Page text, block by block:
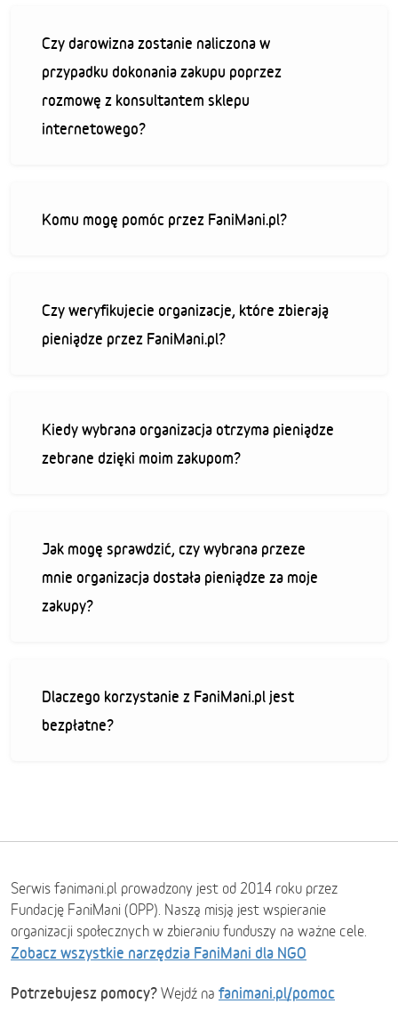
Czy darowizna zostanie naliczona w
przypadku dokonania zakupu poprzez
rozmowę z konsultantem sklepu
internetowego?
Komu mogę pomóc przez FaniMani.pl?
Czy weryfikujecie organizacje, które zbierają
pieniądze przez FaniMani.pl?
Kiedy wybrana organizacja otrzyma pieniądze
zebrane dzięki moim zakupom?
Jak mogę sprawdzić, czy wybrana przeze
mnie organizacja dostała pieniądze za moje
zakupy?
Dlaczego korzystanie z FaniMani.pl jest
bezpłatne?
Serwis fanimani.pl prowadzony jest od 2014 roku przez
Fundację FaniMani (OPP). Naszą misją jest wspieranie
organizacji społecznych w zbieraniu funduszy na ważne cele.
Zobacz wszystkie narzędzia FaniMani dla NGO
Potrzebujesz pomocy? Wejdź na fanimani.pl/pomoc